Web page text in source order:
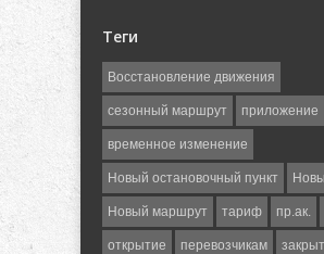
Теги
Восстановление движения
сезонный маршрут приложение
временное изменение
Новый остановочный пункт
Новый маршрут тариф пр.ак.
открытие перевозчикам